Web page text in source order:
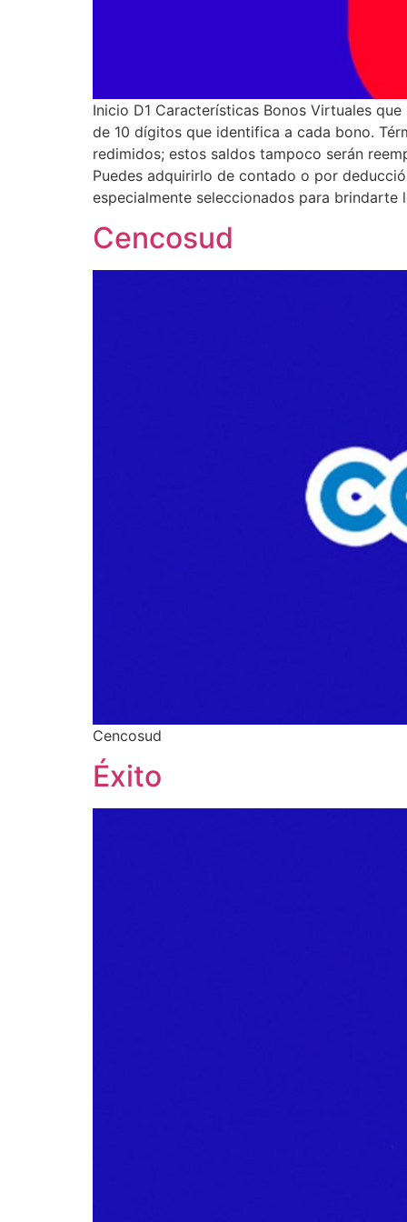
Inicio D1 Características Bonos Virtuales
de 10 dígitos que identifica a cada bono.
redimidos; estos saldos tampoco serán
Puedes adquirirlo de contado o por
especialmente seleccionados para brindarte
Cencosud
Cencosud
Éxito